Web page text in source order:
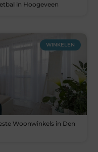
in Hoogeveen
WINKELEN
Woonwinkels in Den